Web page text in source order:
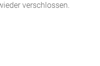
verschlossen.